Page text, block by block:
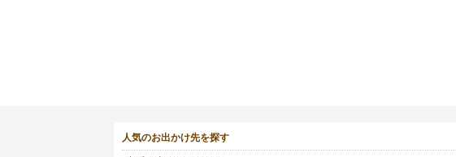
人気のお出かけ先を探す